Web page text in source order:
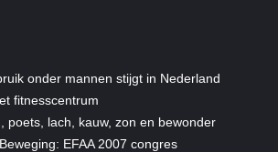
onder mannen stijgt in Nederland
fitnesscentrum
poets, lach, kauw, zon en bewonder
EFAA 2007 congres